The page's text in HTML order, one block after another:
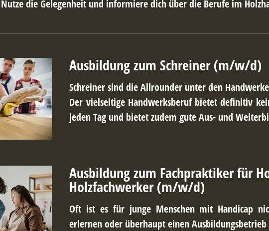
die Gelegenheit und informiere dich über die Berufe im
Ausbildung zum Schreiner (m/w/d)
Schreiner sind die Allrounder unter den
Der vielseitige Handwerksberuf bietet definitiv
jeden Tag und bietet zudem gute Aus- und
Ausbildung zum Fachpraktiker für
Holzfachwerker(m/w/d)
Oft ist es für junge Menschen mit Handicap
erlernen oder überhaupt einen